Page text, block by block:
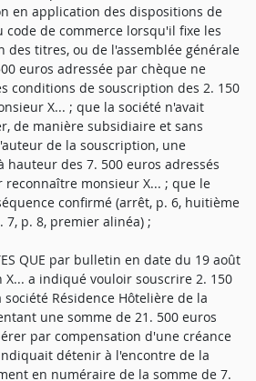
en application des dispositions de
code de commerce lorsqu'il fixe les
des titres, ou de l'assemblée générale
euros adressée par chèque ne
conditions de souscription des 2. 150
X... ; que la société n'avait
de manière subsidiaire et sans
de la souscription, une
des 7. 500 euros adressés
monsieur X... ; que le
confirmé (arrêt, p. 6, huitième
7, p. 8, premier alinéa) ;
QUE par bulletin en date du 19 août
X... a indiqué vouloir souscrire 2. 150
Résidence Hôtelière de la
une somme de 21. 500 euros
par compensation d'une créance
détenir à l'encontre de la
en numéraire de la somme de 7.